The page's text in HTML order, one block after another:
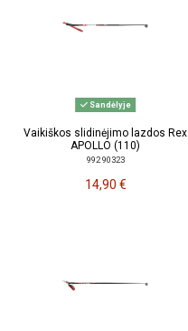
Sandėlyje
Vaikiškos slidinėjimo lazdos Rex
APOLLO (110)
992 90323
14,90 €